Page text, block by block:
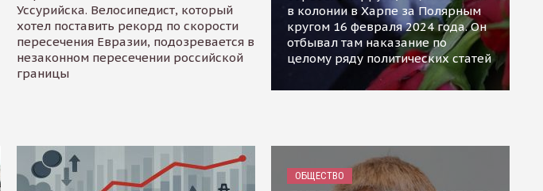
Уссурийска. Велосипедист, который
хотел поставить рекорд по скорости
пересечения Евразии, подозревается в
незаконном пересечении российской
границы
в колонии в Харпе за Полярным
кругом 16 февраля 2024 года. Он
отбывал там наказание по
целому ряду политических статей
ОБЩЕСТВО